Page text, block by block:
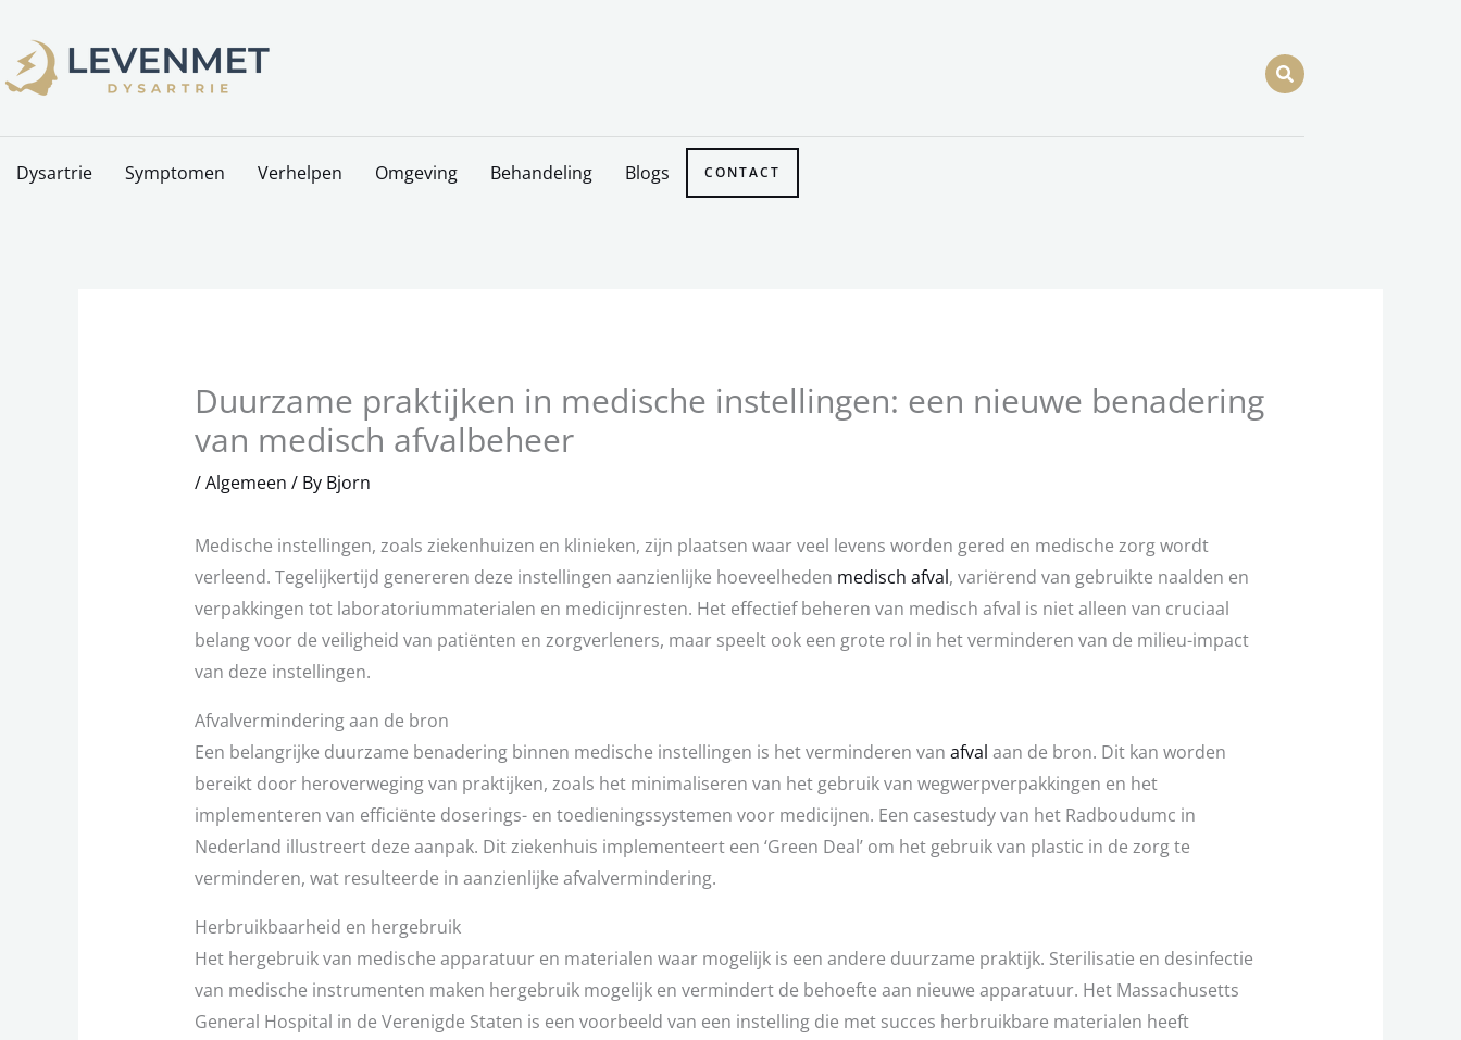
content
Dysartrie Symptomen Verhelpen Omgeving Behandeling Blogs CONTACT
Duurzame praktijken in medische instellingen: een nieuwe benadering
van medisch afvalbeheer
/Algemeen / By Bjorn
Medische instellingen, zoals ziekenhuizen en klinieken, zijn plaatsen waar veel levens worden gered en medische zorg wordt
verleend. Tegelijkertijd genereren deze instellingen aanzienlijke hoeveelheden medisch afval, variërend van gebruikte naalden en
verpakkingen tot laboratoriummaterialen en medicijnresten. Het effectief beheren van medisch afval is niet alleen van cruciaal
belang voor de veiligheid van patiënten en zorgverleners, maar speelt ook een grote rol in het verminderen van de milieu-impact
van deze instellingen.
Afvalvermindering aan de bron
Een belangrijke duurzame benadering binnen medische instellingen is het verminderen van afval aan de bron. Dit kan worden
bereikt door heroverweging van praktijken, zoals het minimaliseren van het gebruik van wegwerpverpakkingen en het
implementeren van efficiënte doserings- en toedieningssystemen voor medicijnen. Een casestudy van het Radboudumc in
Nederland illustreert deze aanpak. Dit ziekenhuis implementeert een ‘Green Deal’ om het gebruik van plastic in de zorg te
verminderen, wat resulteerde in aanzienlijke afvalvermindering.
Herbruikbaarheid en hergebruik
Het hergebruik van medische apparatuur en materialen waar mogelijk is een andere duurzame praktijk. Sterilisatie en desinfectie
van medische instrumenten maken hergebruik mogelijk en vermindert de behoefte aan nieuwe apparatuur. Het Massachusetts
General Hospital in de Verenigde Staten is een voorbeeld van een instelling die met succes herbruikbare materialen heeft